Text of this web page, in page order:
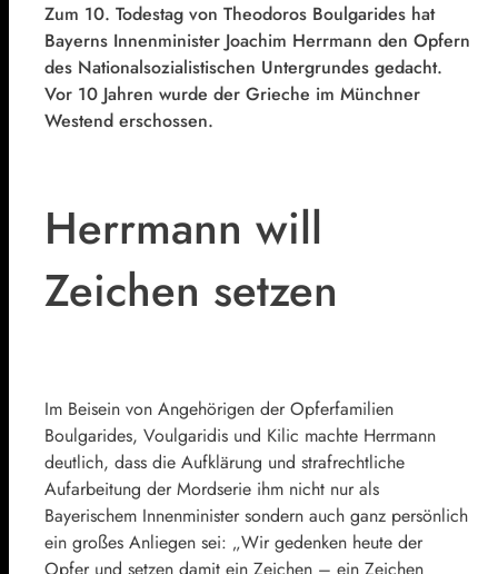
Zum 10. Todestag von Theodoros Boulgarides hat
Bayerns Innenminister Joachim Herrmann den Opfern
des Nationalsozialistischen Untergrundes gedacht.
Vor 10 Jahren wurde der Grieche im Münchner
Westend erschossen.
Herrmann will
Zeichen setzen
Im Beisein von Angehörigen der Opferfamilien
Boulgarides, Voulgaridis und Kilic machte Herrmann
deutlich, dass die Aufklärung und strafrechtliche
Aufarbeitung der Mordserie ihm nicht nur als
Bayerischem Innenminister sondern auch ganz persönlich
ein großes Anliegen sei: „Wir gedenken heute der